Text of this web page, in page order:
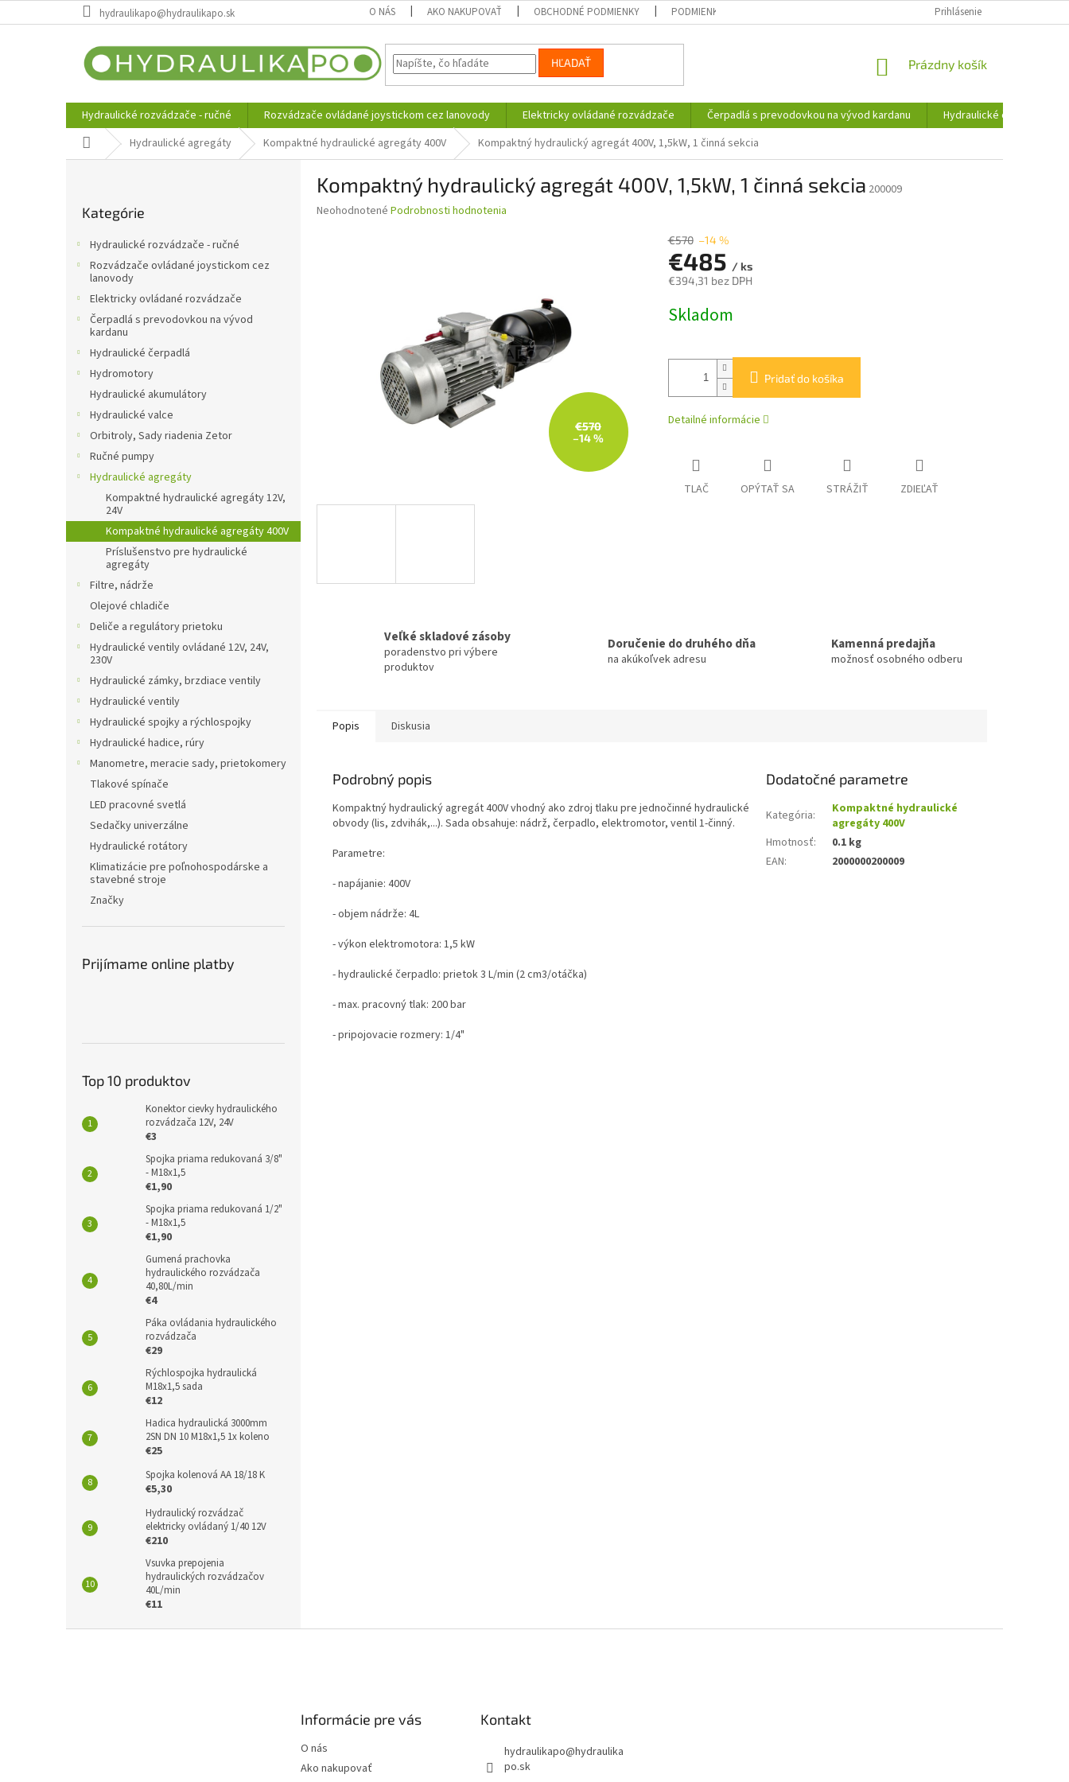
na
hydraulikapo@hydraulikapo.sk O NÁS AKO NAKUPOVAŤ OBCHODNÉ PODMIENKY PODMIENKY OCHRANY OSOBNÝCH ÚDAJOV INFORMÁCIE O SÚBOROCH COOKIES
Prihlásenie
HĽADAŤ
NÁKUPNÝ
Prázdny košík
Hydraulické rozvádzače - ručné Rozvádzače ovládané joystickom cez lanovody Elektricky ovládané rozvádzače Čerpadlá s prevodovkou na vývod kardanu
Hydraulické čerpadlá
DomovHydraulické agregáty Kompaktné hydraulické agregáty 400V Kompaktný hydraulický agregát 400V, 1,5kW, 1 činná sekcia
kategórie
Kategórie
Hydraulické rozvádzače - ručné
Rozvádzače ovládané joystickom cez
lanovody
Elektricky ovládané rozvádzače
Čerpadlá s prevodovkou na vývod
kardanu
Hydraulické čerpadlá
Hydromotory
Hydraulické akumulátory
Hydraulické valce
Orbitroly, Sady riadenia Zetor
Ručné pumpy
Hydraulické agregáty
Kompaktné hydraulické agregáty 12V,
24V
Kompaktné hydraulické agregáty 400V
Príslušenstvo pre hydraulické
agregáty
Filtre, nádrže
Olejové chladiče
Deliče a regulátory prietoku
Hydraulické ventily ovládané 12V, 24V,
230V
Hydraulické zámky, brzdiace ventily
Hydraulické ventily
Hydraulické spojky a rýchlospojky
Hydraulické hadice, rúry
Manometre, meracie sady, prietokomery
Tlakové spínače
LED pracovné svetlá
Sedačky univerzálne
Hydraulické rotátory
Klimatizácie pre poľnohospodárske a
stavebné stroje
Značky
Prijímame online platby
Top 10 produktov
Konektor cievky hydraulického
rozvádzača 12V, 24V
€3
Spojka priama redukovaná 3/8"
- M18x1,5
€1,90
Spojka priama redukovaná 1/2"
- M18x1,5
€1,90
Gumená prachovka
hydraulického rozvádzača
40,80L/min
€4
Páka ovládania hydraulického
rozvádzača
€29
Rýchlospojka hydraulická
M18x1,5 sada
€12
Hadica hydraulická 3000mm
2SN DN 10 M18x1,5 1x koleno
€25
Spojka kolenová AA 18/18 K
€5,30
Hydraulický rozvádzač
elektricky ovládaný 1/40 12V
€210
Vsuvka prepojenia
hydraulických rozvádzačov
40L/min
€11
Kompaktný hydraulický agregát 400V, 1,5kW, 1 činná sekcia 200009
Priemerné
Neohodnotené Podrobnosti hodnotenia
€570
–14 %
€570 –14 %
€485 / ks
€394,31 bez DPH
cena:
Skladom
Pridať do košíka
Detailné informácie
TLAČ OPÝTAŤ SA STRÁŽIŤ ZDIEĽAŤ
Veľké skladové zásoby
poradenstvo pri výbere
produktov
Doručenie do druhého dňa
na akúkoľvek adresu
Kamenná predajňa
možnosť osobného odberu
Popis Diskusia
Podrobný popis
Kompaktný hydraulický agregát 400V vhodný ako zdroj tlaku pre jednočinné hydraulické
obvody (lis, zdvihák,...). Sada obsahuje: nádrž, čerpadlo, elektromotor, ventil 1-činný.
Parametre:
- napájanie: 400V
- objem nádrže: 4L
- výkon elektromotora: 1,5 kW
- hydraulické čerpadlo: prietok 3 L/min (2 cm3/otáčka)
- max. pracovný tlak: 200 bar
- pripojovacie rozmery: 1/4"
Dodatočné parametre
Kategória:
Kompaktné hydraulické
agregáty 400V
Hmotnosť:
0.1 kg
EAN: 2000000200009
Informácie pre vás
O nás
Ako nakupovať
Kontakt
hydraulikapo@hydraulika
po.sk